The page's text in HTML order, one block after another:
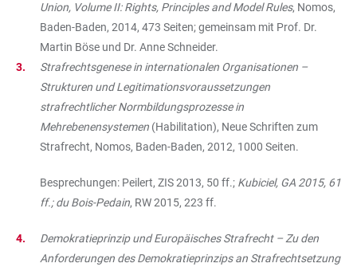
Union, Volume II: Rights, Principles and Model Rules, Nomos,
Baden-Baden, 2014, 473 Seiten; gemeinsam mit Prof. Dr.
Martin Böse und Dr. Anne Schneider.
Strafrechtsgenese in internationalen Organisationen –
Strukturen und Legitimationsvoraussetzungen
strafrechtlicher Normbildungsprozesse in
Mehrebenensystemen (Habilitation), Neue Schriften zum
Strafrecht, Nomos, Baden-Baden, 2012, 1000 Seiten.
Besprechungen: Peilert, ZIS 2013, 50 ff.; Kubiciel, GA 2015, 61
ff.; du Bois-Pedain, RW 2015, 223 ff.
Demokratieprinzip und Europäisches Strafrecht – Zu den
Anforderungen des Demokratieprinzips an Strafrechtsetzung